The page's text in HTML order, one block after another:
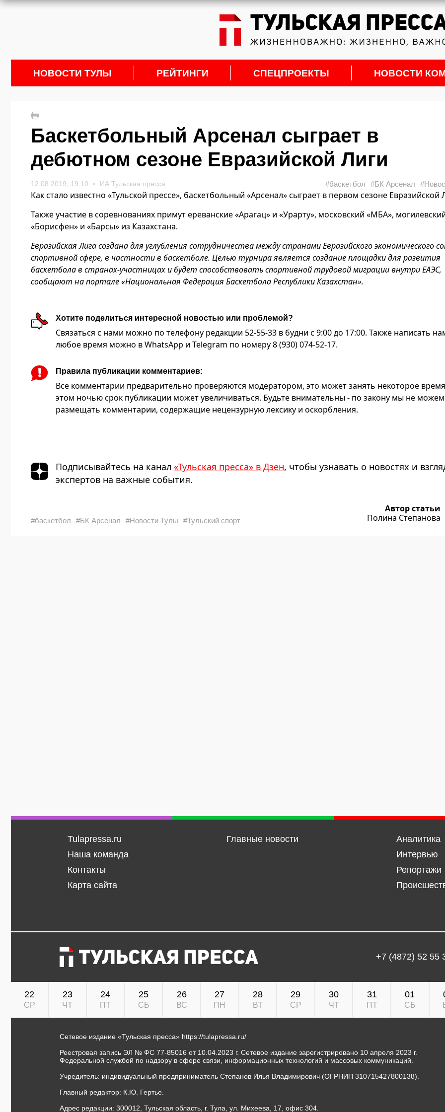
НОВОСТИ ТУЛЫ РЕЙТИНГИ СПЕЦПРОЕКТЫ НОВОСТИ
Баскетбольный Арсенал сыграет в
дебютном сезоне Евразийской Лиги
12.08.2019, 19:10 ИА Тульская пресса #баскетбол #БК Арсенал
Как стало известно «Тульской прессе», баскетбольный «Арсенал» сыграет в первом сезоне Евразийской
Также участие в соревнованиях примут ереванские «Арагац» и «Урарту», московский «МБА»,
«Борисфен» и «Барсы» из Казахстана.
Евразийская Лига создана для углубления сотрудничества между странами Евразийского экономического
спортивной сфере, в частности в баскетболе. Целью турнира является создание площадки для развития
баскетбола в странах-участницах и будет способствовать спортивной трудовой миграции внутри ЕАЭС,
сообщают на портале «Национальная Федерация Баскетбола Республики Казахстан».
Хотите поделиться интересной новостью или проблемой?
Связаться с нами можно по телефону редакции 52-55-33 в будни с 9:00 до 17:00. Также написать
любое время можно в WhatsApp и Telegram по номеру 8 (930) 074-52-17.
Правила публикации комментариев:
Все комментарии предварительно проверяются модератором, это может занять некоторое
этом ночью срок публикации может увеличиваться. Будьте внимательны - по закону мы не можем
размещать комментарии, содержащие нецензурную лексику и оскорбления.
Подписывайтесь на канал «Тульская пресса» в Дзен, чтобы узнавать о новостях и
экспертов на важные события.
#баскетбол #БК Арсенал #Новости Тулы #Тульский спорт
Автор статьи
Полина Степанова
Tulapressa.ru
Наша команда
Контакты
Карта сайта
Главные новости
Аналитика
Интервью
Репортажи
+7 (4872) 52 55
22
СР
23
ЧТ
24
ПТ
25
СБ
26
ВС
27
ПН
28
ВТ
29
СР
30
ЧТ
31
ПТ
01
СБ
Сетевое издание «Тульская пресса» https://tulapressa.ru/
Реестровая запись ЭЛ № ФС 77-85016 от 10.04.2023 г. Сетевое издание зарегистрировано 10 апреля 2023 г.
Федеральной службой по надзору в сфере связи, информационных технологий и массовых коммуникаций.
Учредитель: индивидуальный предприниматель Степанов Илья Владимирович (ОГРНИП 310715427800138).
Главный редактор: К.Ю. Гертье.
Адрес редакции: 300012, Тульская область, г. Тула, ул. Михеева, 17, офис 304.